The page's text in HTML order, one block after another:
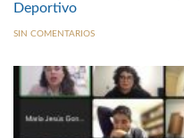
Deportivo
SIN COMENTARIOS